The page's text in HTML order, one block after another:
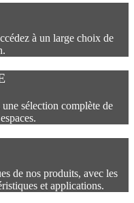
à un large choix de
sélection complète de
de nos produits, avec les
et applications.